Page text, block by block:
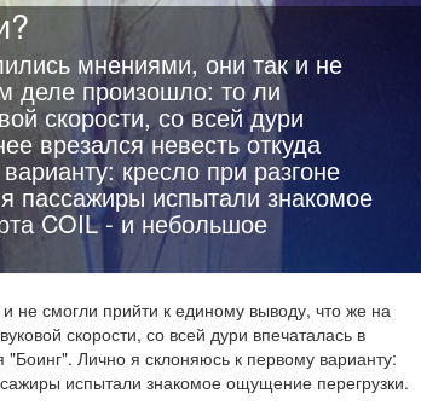
мнениями, они так и не
деле произошло: то ли
скорости, со всей дури
врезался невесть откуда
кресло при разгоне
пассажиры испытали знакомое
COIL - и небольшое
не смогли прийти к единому выводу, что же на
скорости, со всей дури впечаталась в
Лично я склоняюсь к первому варианту:
испытали знакомое ощущение перегрузки.